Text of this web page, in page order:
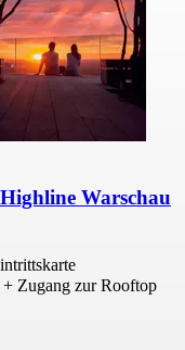
Warschau
Zugang zur Rooftop